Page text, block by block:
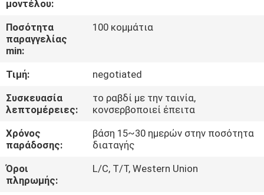
ΠΟΙΟΤΙΚΌΣ
ΈΛΕΓΧΟΣ
ΕΛΆΤΕ
ΣΕ
ΕΠΑΦΉ
ΜΕ
ΕΙΔΉΣΕΙΣ
μοντέλου:
Ποσότητα
παραγγελίας
min:
100 κομμάτια
Τιμή:
negotiated
Συσκευασία
λεπτομέρειες:
το ραβδί με την ταινία,
κονσερβοποιεί έπειτα
Χρόνος
παράδοσης:
βάση 15~30 ημερών στην ποσότητα
διαταγής
Όροι
πληρωμής:
L/C, T/T, Western Union